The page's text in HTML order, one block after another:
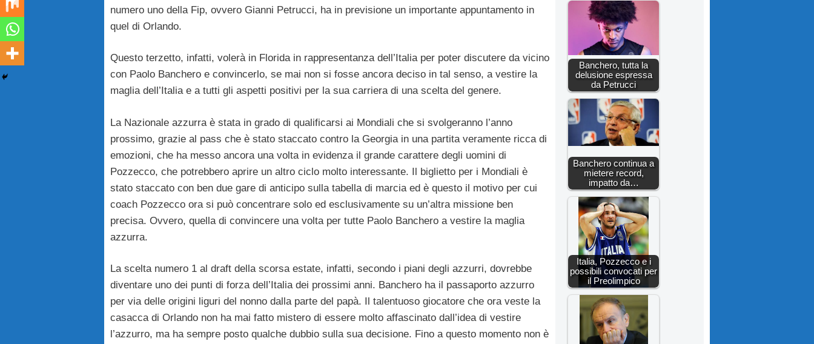
numero uno della Fip, ovvero Gianni Petrucci, ha in previsione un importante appuntamento in
quel di Orlando.
Questo terzetto, infatti, volerà in Florida in rappresentanza dell’Italia per poter discutere da vicino
con Paolo Banchero e convincerlo, se mai non si fosse ancora deciso in tal senso, a vestire la
maglia dell’Italia e a tutti gli aspetti positivi per la sua carriera di una scelta del genere.
La Nazionale azzurra è stata in grado di qualificarsi ai Mondiali che si svolgeranno l’anno
prossimo, grazie al pass che è stato staccato contro la Georgia in una partita veramente ricca di
emozioni, che ha messo ancora una volta in evidenza il grande carattere degli uomini di
Pozzecco, che potrebbero aprire un altro ciclo molto interessante. Il biglietto per i Mondiali è
stato staccato con ben due gare di anticipo sulla tabella di marcia ed è questo il motivo per cui
coach Pozzecco ora si può concentrare solo ed esclusivamente su un’altra missione ben
precisa. Ovvero, quella di convincere una volta per tutte Paolo Banchero a vestire la maglia
azzurra.
La scelta numero 1 al draft della scorsa estate, infatti, secondo i piani degli azzurri, dovrebbe
diventare uno dei punti di forza dell’Italia dei prossimi anni. Banchero ha il passaporto azzurro
per via delle origini liguri del nonno dalla parte del papà. Il talentuoso giocatore che ora veste la
casacca di Orlando non ha mai fatto mistero di essere molto affascinato dall’idea di vestire
l’azzurro, ma ha sempre posto qualche dubbio sulla sua decisione. Fino a questo momento non è
Banchero, tutta la
delusione espressa
da Petrucci
Banchero continua a
mietere record,
impatto da…
Italia, Pozzecco e i
possibili convocati per
il Preolimpico